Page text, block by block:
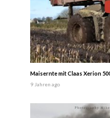
Maisernte mit Claas Xerion
9 Jahren ago